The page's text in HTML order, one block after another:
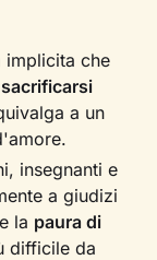
implicita che
sacrificarsi
a un
insegnanti e
a giudizi
la paura di
difficile da